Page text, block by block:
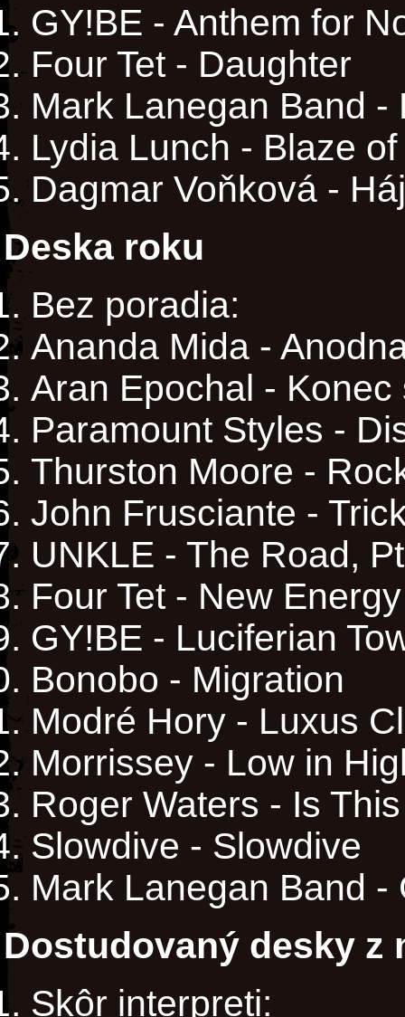
GY!BE - Anthem for
Four Tet - Daughter
Mark Lanegan Band -
Lydia Lunch - Blaze
Dagmar Voňková -
Deska roku
Bez poradia:
Ananda Mida -
Aran Epochal - Konec
Paramount Styles -
Thurston Moore -
John Frusciante -
UNKLE - The Road,
Four Tet - New Energy
GY!BE - Luciferian
Bonobo - Migration
Modré Hory - Luxus
Morrissey - Low in
Roger Waters - Is
Slowdive - Slowdive
Mark Lanegan Band -
Dostudovaný desky z
Skôr interpreti: